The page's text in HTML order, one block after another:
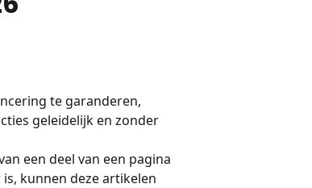
te garanderen,
geleidelijk en zonder
een deel van een pagina
kunnen deze artikelen